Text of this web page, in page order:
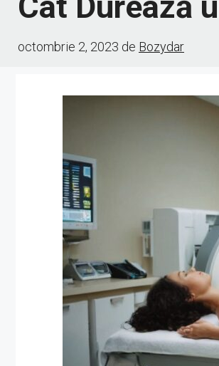
octombrie 2, 2023 de Bozydar